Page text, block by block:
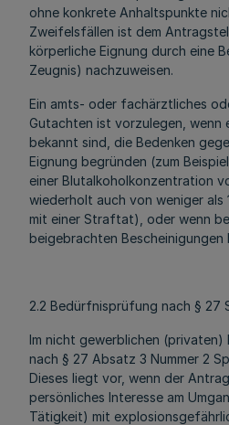
ohne konkrete Anhaltspunkte
Zweifelsfällen ist dem
körperliche Eignung durch eine
Zeugnis) nachzuweisen.
Ein amts- oder fachärztliches
Gutachten ist vorzulegen, wenn
bekannt sind, die Bedenken
Eignung begründen (zum
einer Blutalkoholkonzentration
wiederholt auch von weniger
mit einer Straftat), oder wenn
beigebrachten Bescheinigungen
2.2 Bedürfnisprüfung nach § 27
Im nicht gewerblichen (privaten)
nach § 27 Absatz 3 Nummer 2
Dieses liegt vor, wenn der
persönliches Interesse am
Tätigkeit) mit